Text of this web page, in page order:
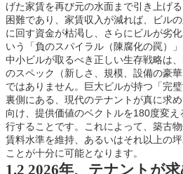
げた家賃を再び元の水面まで引き上げ
困難であり、家賃収入が減れば、ビル
に回す資金が枯渇し、さらにビルが劣
いう「負のスパイラル（陳腐化の罠）
中小ビルが取るべき正しい生存戦略は
のスペック（新しさ、規模、設備の豪
ではありません。巨大ビルが持つ「完
裏側にある、現代のテナントが真に求
向け、提供価値のベクトルを180度変
行することです。これによって、築古
賃料水準を維持、あるいはそれ以上の
ことが十分に可能となります。
1.2 2026年、テナントが